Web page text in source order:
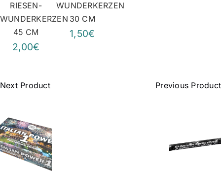
RIESEN-
WUNDERKERZEN
45 CM
2,00€
WUNDERKERZEN
30 CM
1,50€
Next Product Previous Product